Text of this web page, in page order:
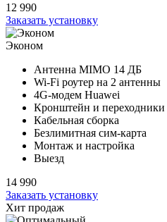
12 990
Заказать установку
Эконом
Антенна MIMO 14 ДБ
Wi-Fi роутер на 2 антенны
4G-модем Huawei
Кронштейн и переходники
Кабельная сборка
Безлимитная сим-карта
Монтаж и настройка
Выезд
14 990
Заказать установку
Хит продаж